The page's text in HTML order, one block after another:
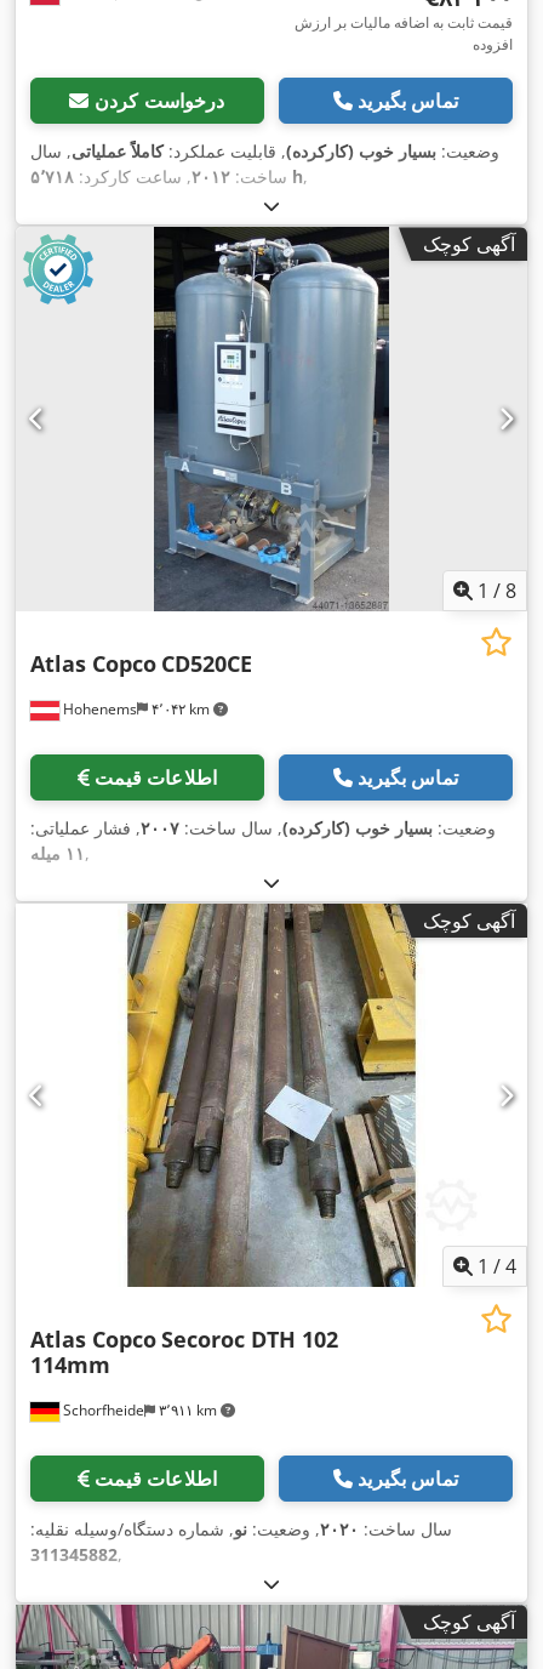
قیمت ثابت به اضافه مالیات بر ارزش
افزوده
درخواست کردن تماس بگیرید
وضعیت: بسیار خوب (کارکرده), قابلیت عملکرد:کاملاً عملیاتی, سال
ساخت: ۲۰۱۲, ساعت کارکرد: ۵٬۷۱۸ h,
آگهی کوچک
1 /8
Hohenems ۴٬۰۴۲ km
Atlas Copco CD520CE
اطلاعات قیمت تماس بگیرید
وضعیت: بسیار خوب (کارکرده), سال ساخت: ۲۰۰۷, فشار عملیاتی:
۱۱ میله,
آگهی کوچک
1 /4
Schorfheide ۳٬۹۱۱ km
Atlas CopcoSecoroc DTH 102
114mm
اطلاعات قیمت تماس بگیرید
سال ساخت: ۲۰۲۰, وضعیت: نو, شماره دستگاه/وسیله نقلیه:
311345882,
آگهی کوچک